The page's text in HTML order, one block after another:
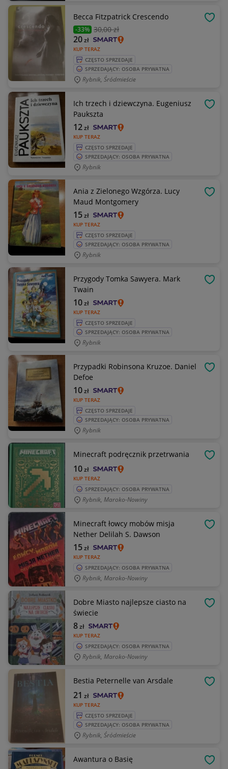
Becca Fitzpatrick Crescendo
-33% 30,00 zł
KUP TERAZ
20zł
CZĘSTO SPRZEDAJE
SPRZEDAJĄCY: OSOBA PRYWATNA
Rybnik, Śródmieście
Ich trzech i dziewczyna. Eugeniusz
Paukszta
KUP TERAZ
12zł
CZĘSTO SPRZEDAJE
SPRZEDAJĄCY: OSOBA PRYWATNA
Rybnik
Ania z Zielonego Wzgórza. Lucy
Maud Montgomery
KUP TERAZ
15zł
CZĘSTO SPRZEDAJE
SPRZEDAJĄCY: OSOBA PRYWATNA
Rybnik
Przygody Tomka Sawyera. Mark
Twain
KUP TERAZ
10zł
CZĘSTO SPRZEDAJE
SPRZEDAJĄCY: OSOBA PRYWATNA
Rybnik
Przypadki Robinsona Kruzoe. Daniel
Defoe
KUP TERAZ
10zł
CZĘSTO SPRZEDAJE
SPRZEDAJĄCY: OSOBA PRYWATNA
Rybnik
Minecraft podręcznik przetrwania
KUP TERAZ
10zł
SPRZEDAJĄCY: OSOBA PRYWATNA
Rybnik, Maroko-Nowiny
Minecraft łowcy mobów misja
Nether Delilah S. Dawson
KUP TERAZ
15zł
SPRZEDAJĄCY: OSOBA PRYWATNA
Rybnik, Maroko-Nowiny
Dobre Miasto najlepsze ciasto na
świecie
KUP TERAZ
8zł
SPRZEDAJĄCY: OSOBA PRYWATNA
Rybnik, Maroko-Nowiny
Bestia Peternelle van Arsdale
KUP TERAZ
21 zł
CZĘSTO SPRZEDAJE
SPRZEDAJĄCY: OSOBA PRYWATNA
Rybnik, Śródmieście
Awantura o Basię